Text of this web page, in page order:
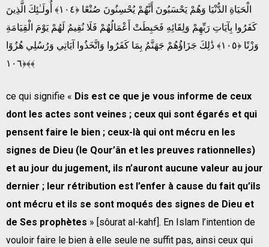
الْحَيَاةِ الدُّنْيَا وَهُمْ يَحْسَبُونَ أَنَّهُمْ يُحْسِنُونَ صُنْعًا ﴿١٠٤﴾ أُولَـٰئِكَ الَّذِينَ
كَفَرُ‌وا بِآيَاتِ رَ‌بِّهِمْ وَلِقَائِهِ فَحَبِطَتْ أَعْمَالُهُمْ فَلَا نُقِيمُ لَهُمْ يَوْمَ الْقِيَامَةِ
وَزْنًا ﴿١٠٥﴾ ذَٰلِكَ جَزَاؤُهُمْ جَهَنَّمُ بِمَا كَفَرُ‌وا وَاتَّخَذُوا آيَاتِي وَرُ‌سُلِي هُزُوًا
﴿١٠٦﴾﴾
ce qui signifie « Dis est ce que je vous informe de ceux
dont les actes sont veines ; ceux qui sont égarés et qui
pensent faire le bien ; ceux-là qui ont mécru en les
signes de Dieu (le Qour’ân et les preuves rationnelles)
et au jour du jugement, ils n’auront aucune valeur au jour
dernier ; leur rétribution est l’enfer à cause du fait qu’ils
ont mécru et ils se sont moqués des signes de Dieu et
de Ses prophètes » [sôurat al-kahf]. En Islam l’intention de
vouloir faire le bien à elle seule ne suffit pas, ainsi ceux qui